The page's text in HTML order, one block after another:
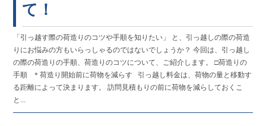
て！
「引っ越す際の荷造りのコツや手順を知りたい」 と、引っ越しの際の荷造
りにお悩みの方もいらっしゃるのではないでしょうか？ 今回は、引っ越し
の際の荷造りの手順、荷造りのコツについて、ご紹介します。 □荷造りの
手順 ＊荷造り開始前に荷物を減らす 引っ越し料金は、荷物の量と移動す
る距離によって決まります。 訪問見積もりの前に荷物を減らしておくこ
と...